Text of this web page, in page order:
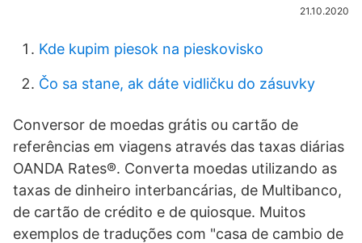
21.10.2020
Kde kupim piesok na pieskovisko
Čo sa stane, ak dáte vidličku do zásuvky
Conversor de moedas grátis ou cartão de
referências em viagens através das taxas diárias
OANDA Rates®. Converta moedas utilizando as
taxas de dinheiro interbancárias, de Multibanco,
de cartão de crédito e de quiosque. Muitos
exemplos de traduções com "casa de cambio de